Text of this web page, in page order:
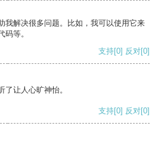
我解决很多问题。比如，我可以使用它来
等。
支持[0] 反对[0]
让人心旷神怡。
支持[0] 反对[0]